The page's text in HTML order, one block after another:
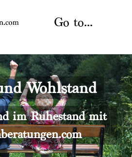
Go to...
Wohlstand
im Ruhestand mit